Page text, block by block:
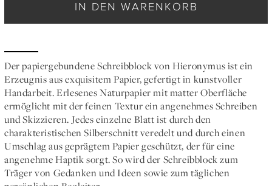
IN DEN WARENKORB
Der papiergebundene Schreibblock von Hieronymus ist ein
Erzeugnis aus exquisitem Papier, gefertigt in kunstvoller
Handarbeit. Erlesenes Naturpapier mit matter Oberfläche
ermöglicht mit der feinen Textur ein angenehmes Schreiben
und Skizzieren. Jedes einzelne Blatt ist durch den
charakteristischen Silberschnitt veredelt und durch einen
Umschlag aus geprägtem Papier geschützt, der für eine
angenehme Haptik sorgt. So wird der Schreibblock zum
Träger von Gedanken und Ideen sowie zum täglichen